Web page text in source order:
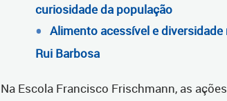
curiosidade da população
Alimento acessível e
Rui Barbosa
Na Escola Francisco Frischmann, as